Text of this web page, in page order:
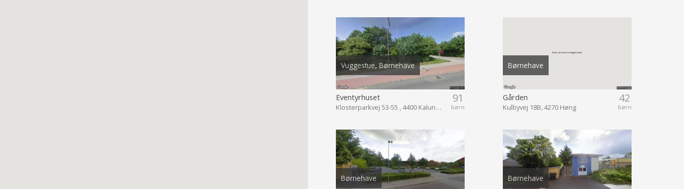
Vuggestue, Børnehave
91
børn
Eventyrhuset
Klosterparkvej 53-55 , 4400 Kalundborg
Børnehave
42
børn
Gården
Kulbyvej 18B, 4270 Høng
Børnehave Børnehave